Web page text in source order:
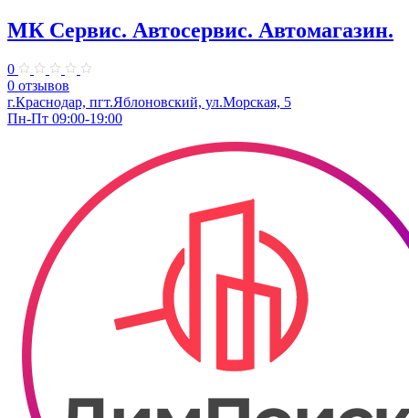
МК Сервис. Автосервис. Автомагазин.
0
0 отзывов
г.Краснодар, пгт.Яблоновский, ул.Морская, 5
Пн-Пт 09:00-19:00